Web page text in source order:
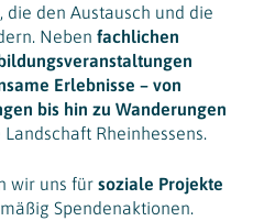
, die den Austausch und die
Neben fachlichen
Erlebnisse – von
bis hin zu Wanderungen
Rheinhessens.
wir uns für soziale Projekte
Spendenaktionen.